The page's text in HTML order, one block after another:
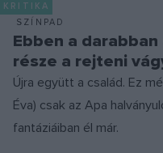
KRITIKA
SZÍNPAD
Ebben a
része a rejteni
Újra együtt a család. Ez
Éva) csak az Apa
fantáziáiban él már.